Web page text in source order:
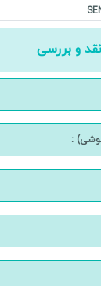
نقد و بررسی
: